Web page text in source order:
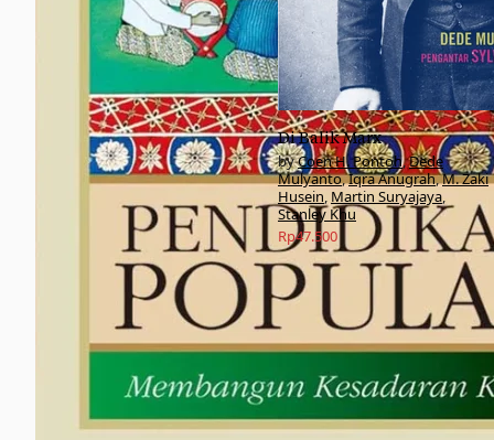
Di Balik Marx
Coen H. Pontoh,Dede
Mulyanto,Iqra Anugrah,M. Zaki
Husein, Martin Suryajaya,
Stanley Khu
Rp47.500